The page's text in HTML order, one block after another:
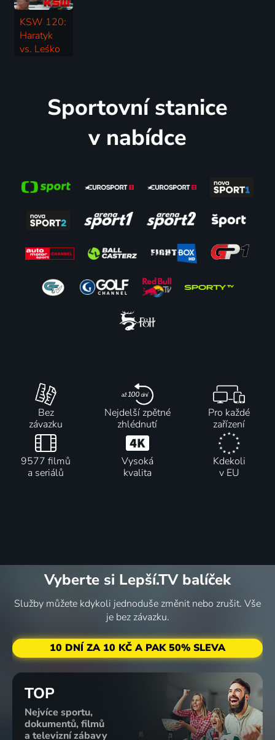
KSW 120:
Haratyk
vs. Leśko
Sportovní stanice
v nabídce
Bez
závazku
Nejdelší zpětné
zhlédnutí
Pro každé
zařízení
9577 filmů
a seriálů
Vysoká
kvalita
Kdekoli
v EU
Vyberte si Lepší.TV balíček
Služby můžete kdykoli jednoduše změnit nebo zrušit. Vše
je bez závazku.
10 DNÍ ZA 10 KČ A PAK 50% SLEVA
TOP
Nejvíce sportu,
dokumentů, filmů
a televizní zábavy